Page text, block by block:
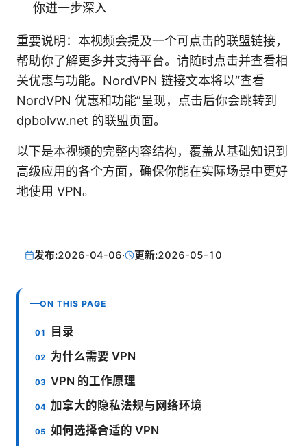
你进一步深入
重要说明：本视频会提及一个可点击的联盟链接，
帮助你了解更多并支持平台。请随时点击并查看相
关优惠与功能。NordVPN 链接文本将以“查看
NordVPN 优惠和功能”呈现，点击后你会跳转到
dpbolvw.net 的联盟页面。
以下是本视频的完整内容结构，覆盖从基础知识到
高级应用的各个方面，确保你能在实际场景中更好
地使用 VPN。
发布:2026-04-06· 更新:2026-05-10
ON THIS PAGE
目录
为什么需要 VPN
VPN 的工作原理
加拿大的隐私法规与网络环境
如何选择合适的 VPN